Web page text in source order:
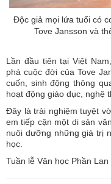
Độc giả mọi lứa tuổi có
Tove Jansson và
Lần đầu tiên tại Việt
phá cuộc đời của Tove
cuốn, sinh động thông
hoạt động giáo dục, nghệ
Đây là trải nghiệm tuyệt
em tiếp cận một di sản
nuôi dưỡng những giá trị
học.
Tuần lễ Văn học Phần